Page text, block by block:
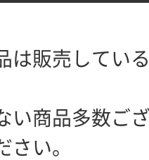
は販売してい
い商品多数ご
さい。